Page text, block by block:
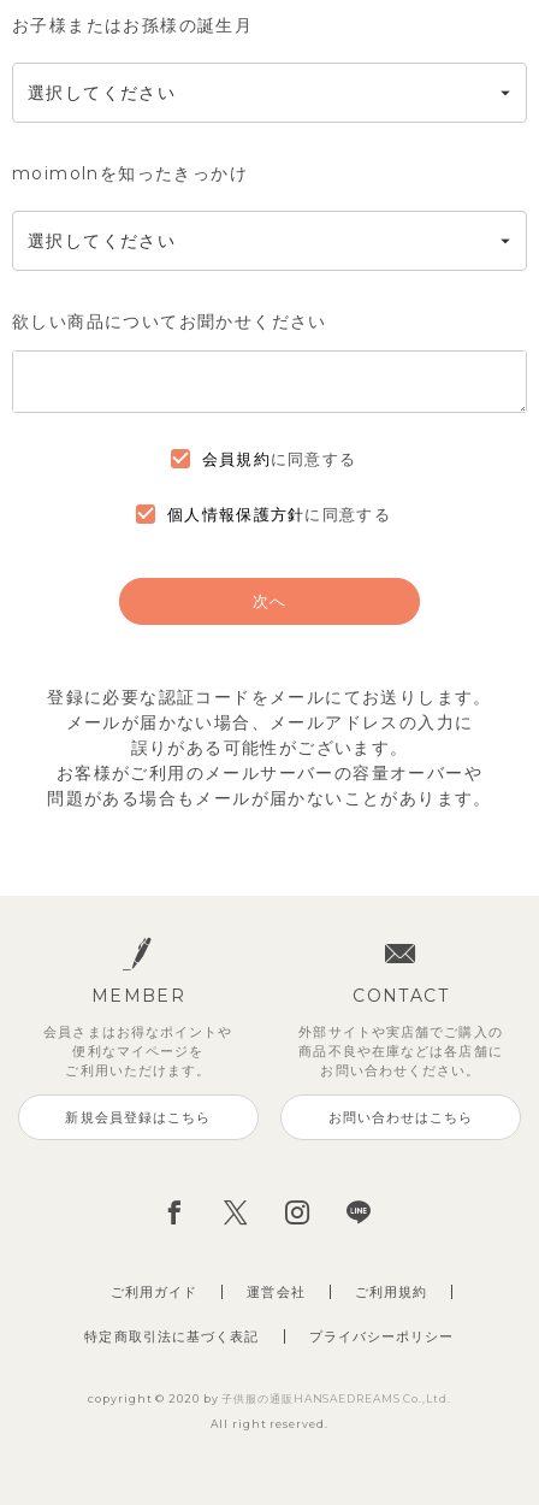
お子様またはお孫様の誕生月
moimolnを知ったきっかけ
欲しい商品についてお聞かせください
会員規約に同意する
個人情報保護方針に同意する
次へ
登録に必要な認証コードをメールにてお送りします。
メールが届かない場合、メールアドレスの入力に
誤りがある可能性がございます。
お客様がご利用のメールサーバーの容量オーバーや
問題がある場合もメールが届かないことがあります。
MEMBER
会員さまはお得なポイントや
便利な マイページを
ご利用いただけます。
新規会員登録はこちら
CONTACT
外部サイトや実店舗でご購入の
商品不良や在庫などは各店舗に
お問い合わせください。
お問い合わせはこちら
ご利用ガイド 運営会社
特定商取引法に基づく表記 プライバシーポリシー
ご利用規約
copyright © 2020 by子供服の通販HANSAEDREAMS Co.,Ltd.
All right reserved.